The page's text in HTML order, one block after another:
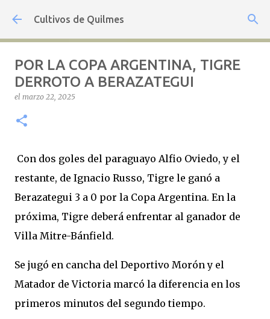
Ir al contenido principal
Cultivos de Quilmes
POR LA COPA ARGENTINA, TIGRE
DERROTO A BERAZATEGUI
el marzo 22, 2025
Con dos goles del paraguayo Alfio Oviedo, y el
restante, de Ignacio Russo, Tigre le ganó a
Berazategui 3 a 0 por la Copa Argentina. En la
próxima, Tigre deberá enfrentar al ganador de
Villa Mitre-Bánfield.
Se jugó en cancha del Deportivo Morón y el
Matador de Victoria marcó la diferencia en los
primeros minutos del segundo tiempo.